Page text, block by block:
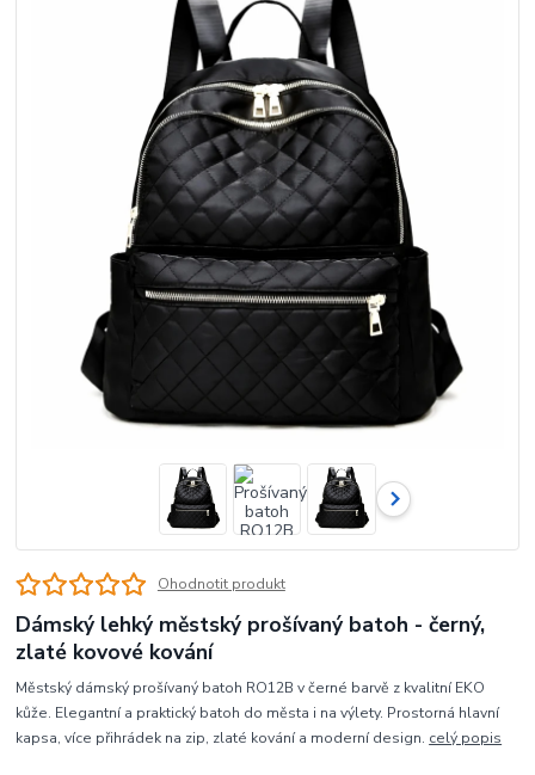
Ohodnotit produkt
Dámský lehký městský prošívaný batoh - černý,
zlaté kovové kování
Městský dámský prošívaný batoh RO12B v černé barvě z kvalitní EKO
kůže. Elegantní a praktický batoh do města i na výlety. Prostorná hlavní
kapsa, více přihrádek na zip, zlaté kování a moderní design. celý popis